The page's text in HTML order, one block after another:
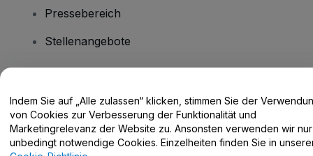
Pressebereich
Stellenangebote
Hilfe-Center / Kontakt
Indem Sie auf „Alle zulassen“ klicken, stimmen Sie der
von Cookies zur Verbesserung der Funktionalität und
Marketingrelevanz der Website zu. Ansonsten verwenden wir nur
unbedingt notwendige Cookies. Einzelheiten finden Sie in